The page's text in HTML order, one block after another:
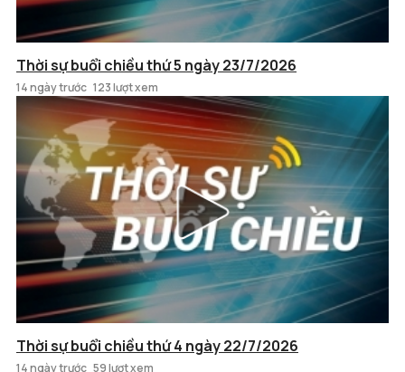
Thời sự buổi chiều thứ 5 ngày 23/7/2026
14 ngày trước 123 lượt xem
Thời sự buổi chiều thứ 4 ngày 22/7/2026
14 ngày trước 59 lượt xem